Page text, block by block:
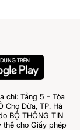
chỉ: Tầng 5 - Tòa
Chợ Dừa, TP. Hà
BỘ THÔNG TIN
thế cho Giấy phép